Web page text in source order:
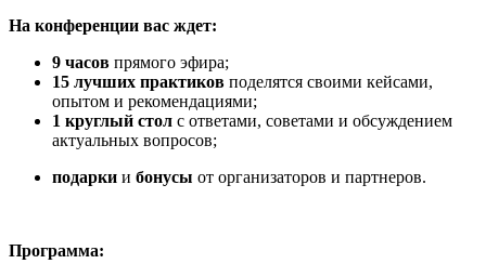
На конференции вас ждет:
9 часов прямого эфира;
15 лучших практиков поделятся своими кейсами,
опытом и рекомендациями;
1 круглый стол с ответами, советами и обсуждением
актуальных вопросов;
подарки и бонусы от организаторов и партнеров.
Программа: